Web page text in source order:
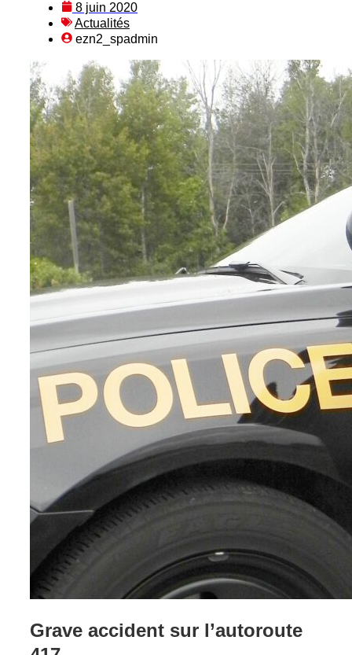
8 juin 2020
Actualités
ezn2_spadmin
Grave accident sur l’autoroute